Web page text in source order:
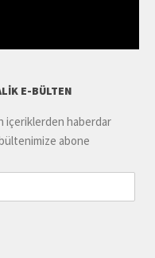
E-BÜLTEN
içeriklerden haberdar
abone